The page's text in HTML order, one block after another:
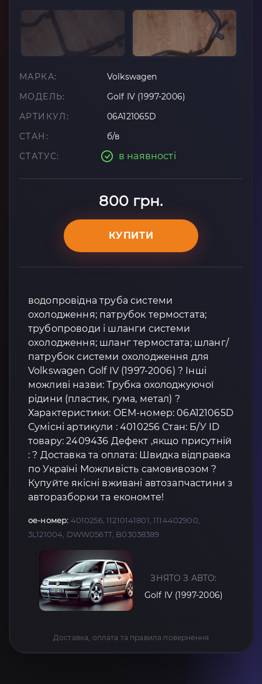
МАРКА:
Volkswagen
МОДЕЛЬ:
Golf IV (1997-2006)
АРТИКУЛ:
06A121065D
СТАН:
б/в
СТАТУС:
в наявності
800 грн.
КУПИТИ
водопровідна труба системи
охолодження; патрубок термостата;
трубопроводи і шланги системи
охолодження; шланг термостата; шланг/
патрубок системи охолодження для
Volkswagen Golf IV (1997-2006) ? Інші
можливі назви: Трубка охолоджуючої
рідини (пластик, гума, метал) ?
Характеристики: OEM-номер: 06A121065D
Сумісні артикули : 4010256 Стан: Б/У ID
товару: 2409436 Дефект ,якщо присутній
: ? Доставка та оплата: Швидка відправка
по Україні Можливість самовивозом ?
Купуйте якісні вживані автозапчастини з
авторазборки та економте!
oe-номер: 4010256, 11210141801, 1114402900,
3L121004, DWW056TT, B03038389
ЗНЯТО З АВТО:
Golf IV (1997-2006)
Доставка, оплата та правила повернення